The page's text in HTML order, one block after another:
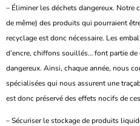
– Éliminer les déchets dangereux. Notre
de même) des produits qui pourraient
recyclage est donc nécessaire. Les
d’encre, chiffons souillés… font partie
dangereux. Ainsi, chaque année, nous
spécialisées qui nous assurent une
est donc préservé des effets nocifs de
– Sécuriser le stockage de produits